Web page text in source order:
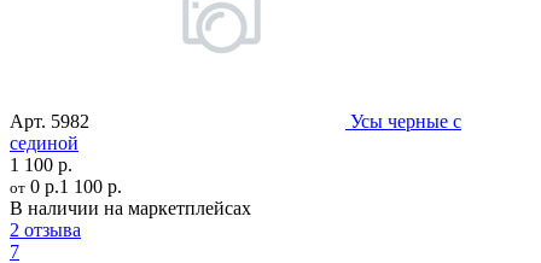
Арт. 5982
Усы черные с
сединой
1 100 р.
от 0 р.1 100 р.
В наличии на маркетплейсах
2 отзыва
7